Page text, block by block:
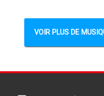
VOIR PLUS DE